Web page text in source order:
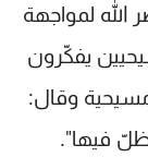
الله لمواجهة
يفكّرون
وقال:
فيها".